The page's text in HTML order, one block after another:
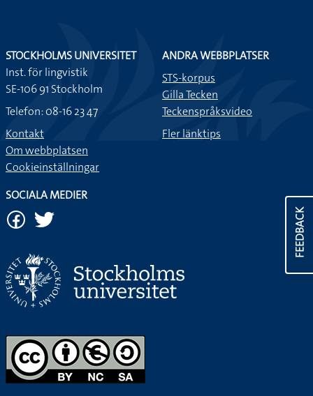
FEEDBACK
STOCKHOLMS UNIVERSITET
Inst. för lingvistik
SE-106 91 Stockholm
Telefon: 08-16 23 47
Kontakt
Om webbplatsen
Cookieinställningar
ANDRA WEBBPLATSER
STS-korpus
Gilla Tecken
Teckenspråksvideo
Fler länktips
SOCIALA MEDIER